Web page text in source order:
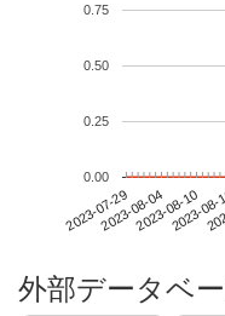
2023-07-292023-08-042023-08-10
2023-
0.00
0.25
0.50
0.75
外部データベ